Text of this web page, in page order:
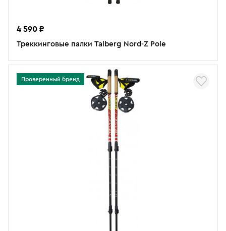
4 590 ₽
Треккинговые палки Talberg Nord-Z Pole
Проверенный бренд